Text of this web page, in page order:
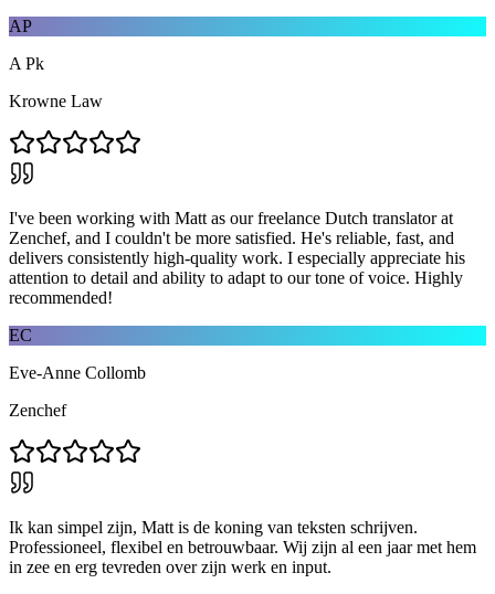
AP
A Pk
Krowne Law
I've been working with Matt as our freelance Dutch translator at
Zenchef, and I couldn't be more satisfied. He's reliable, fast, and
delivers consistently high-quality work. I especially appreciate his
attention to detail and ability to adapt to our tone of voice. Highly
recommended!
EC
Eve-Anne Collomb
Zenchef
Ik kan simpel zijn, Matt is de koning van teksten schrijven.
Professioneel, flexibel en betrouwbaar. Wij zijn al een jaar met hem
in zee en erg tevreden over zijn werk en input.